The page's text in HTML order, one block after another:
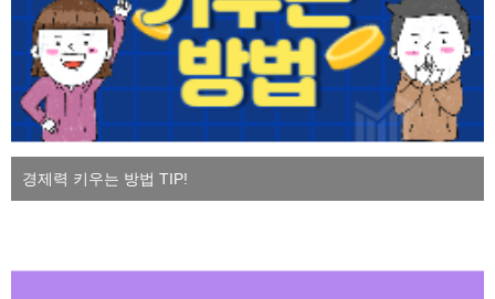
경제력 키우는 방법 TIP!